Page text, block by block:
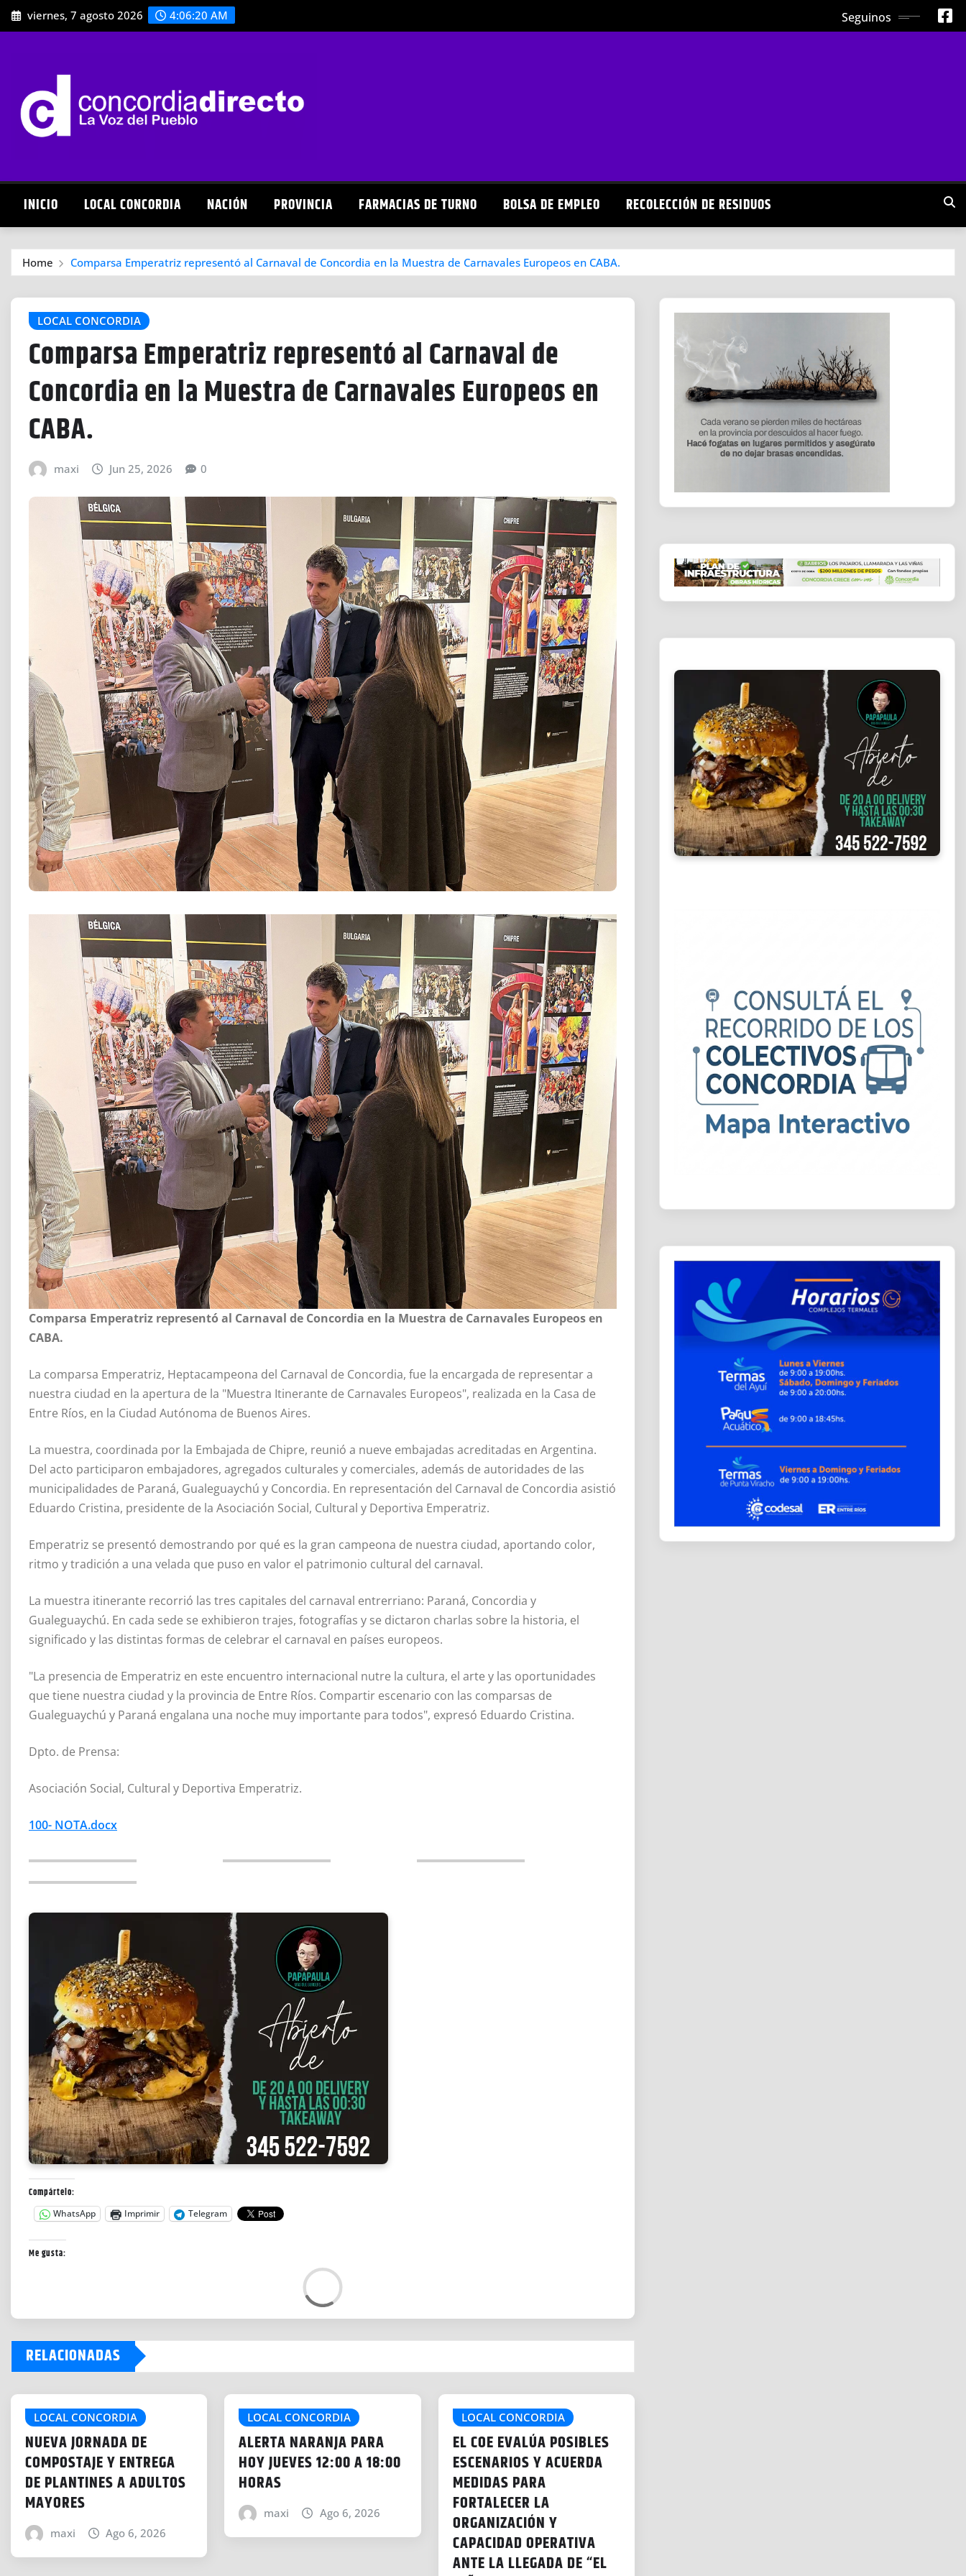
Skip
to
viernes, 7 agosto 2026 4:06:21 AM Seguinos
INICIO LOCAL CONCORDIA NACIÓN PROVINCIA FARMACIAS DE TURNO BOLSA DE EMPLEO RECOLECCIÓN DE RESIDUOS
Home Comparsa Emperatriz representó al Carnaval de Concordia en la Muestra de Carnavales Europeos en CABA.
LOCAL CONCORDIA
Comparsa Emperatriz representó al Carnaval de
Concordia en la Muestra de Carnavales Europeos en
CABA.
maxi Jun 25, 2026 0
Comparsa Emperatriz representó al Carnaval de Concordia en la Muestra de Carnavales Europeos en
CABA.
La comparsa Emperatriz, Heptacampeona del Carnaval de Concordia, fue la encargada de representar a
nuestra ciudad en la apertura de la "Muestra Itinerante de Carnavales Europeos", realizada en la Casa de
Entre Ríos, en la Ciudad Autónoma de Buenos Aires.
La muestra, coordinada por la Embajada de Chipre, reunió a nueve embajadas acreditadas en Argentina.
Del acto participaron embajadores, agregados culturales y comerciales, además de autoridades de las
municipalidades de Paraná, Gualeguaychú y Concordia. En representación del Carnaval de Concordia asistió
Eduardo Cristina, presidente de la Asociación Social, Cultural y Deportiva Emperatriz.
Emperatriz se presentó demostrando por qué es la gran campeona de nuestra ciudad, aportando color,
ritmo y tradición a una velada que puso en valor el patrimonio cultural del carnaval.
La muestra itinerante recorrió las tres capitales del carnaval entrerriano: Paraná, Concordia y
Gualeguaychú. En cada sede se exhibieron trajes, fotografías y se dictaron charlas sobre la historia, el
significado y las distintas formas de celebrar el carnaval en países europeos.
"La presencia de Emperatriz en este encuentro internacional nutre la cultura, el arte y las oportunidades
que tiene nuestra ciudad y la provincia de Entre Ríos. Compartir escenario con las comparsas de
Gualeguaychú y Paraná engalana una noche muy importante para todos", expresó Eduardo Cristina.
Dpto. de Prensa:
Asociación Social, Cultural y Deportiva Emperatriz.
100- NOTA.docx
Compártelo:
WhatsApp Imprimir Telegram
Me gusta:
r
a
n
d
o
.
.
.
RELACIONADAS
LOCAL CONCORDIA
NUEVA JORNADA DE
COMPOSTAJE Y ENTREGA
DE PLANTINES A ADULTOS
MAYORES
maxi Ago 6, 2026
LOCAL CONCORDIA
ALERTA NARANJA PARA
HOY JUEVES 12:00 A 18:00
HORAS
maxi Ago 6, 2026
LOCAL CONCORDIA
EL COE EVALÚA POSIBLES
ESCENARIOS Y ACUERDA
MEDIDAS PARA
FORTALECER LA
ORGANIZACIÓN Y
CAPACIDAD OPERATIVA
ANTE LA LLEGADA DE “EL